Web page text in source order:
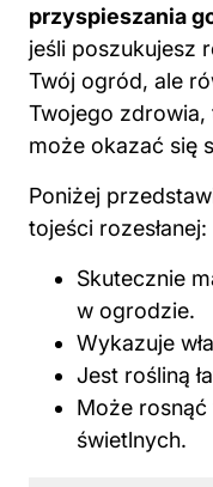
przyspieszania
jeśli poszukujesz
Twój ogród, ale
Twojego zdrowia,
może okazać się
Poniżej
tojeści rozesłanej:
Skutecznie
w ogrodzie.
Wykazuje
Jest rośliną
Może
świetlnych.